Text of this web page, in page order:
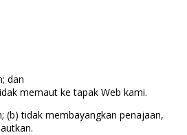
dan
memaut ke tapak Web kami.
(b) tidak membayangkan penajaan,